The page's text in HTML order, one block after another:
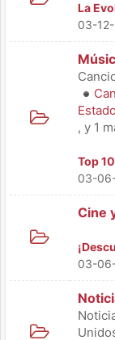
La
03-
, y 1
Top
03-
Cine
03-